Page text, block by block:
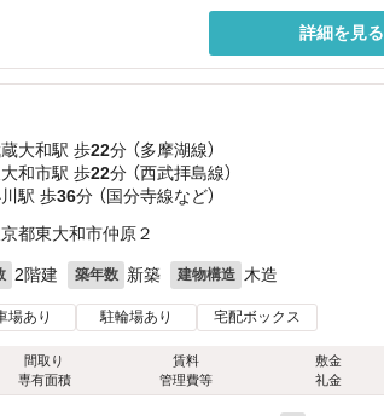
詳細を見る
大和駅 歩22分 （多摩湖線）
和市駅 歩22分 （西武拝島線）
駅 歩36分 （国分寺線など）
都東大和市仲原２
2階建 築年数 新築 建物構造 木造
場あり 駐輪場あり 宅配ボックス
間取り
専有面積
賃料
管理費等
敷金
礼金